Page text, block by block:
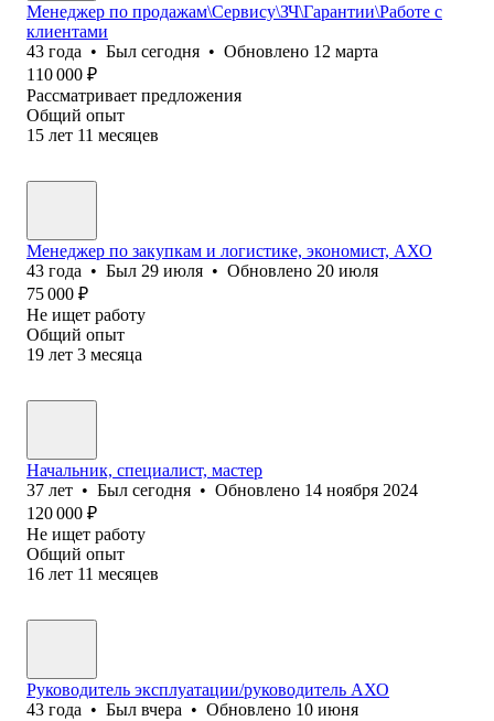
Менеджер по продажам\Сервису\ЗЧ\Гарантии\Работе с
клиентами
43 года • Был сегодня • Обновлено 12 марта
110 000 ₽
Рассматривает предложения
Общий опыт
15 лет 11 месяцев
Менеджер по закупкам и логистике, экономист, АХО
43 года • Был 29 июля • Обновлено 20 июля
75 000 ₽
Не ищет работу
Общий опыт
19 лет 3 месяца
Начальник, специалист, мастер
37 лет • Был сегодня • Обновлено 14 ноября 2024
120 000 ₽
Не ищет работу
Общий опыт
16 лет 11 месяцев
Руководитель эксплуатации/руководитель АХО
43 года • Был вчера • Обновлено 10 июня